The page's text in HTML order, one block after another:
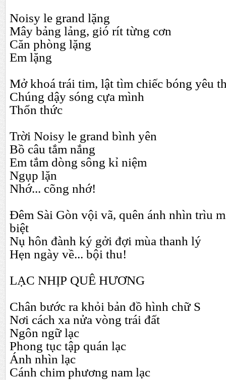
Noisy le grand lặng
Mây bảng lảng, gió rít từng cơn
Căn phòng lặng
Em lặng
Mở khoá trái tim, lật tìm chiếc bóng yêu
Chúng dậy sóng cựa mình
Thổn thức
Trời Noisy le grand bình yên
Bồ câu tắm nắng
Em tắm dòng sông kỉ niệm
Ngụp lặn
Nhớ... cõng nhớ!
Đêm Sài Gòn vội vã, quên ánh nhìn trìu
biệt
Nụ hôn đành ký gởi đợi mùa thanh lý
Hẹn ngày về... bội thu!
LẠC NHỊP QUÊ HƯƠNG
Chân bước ra khỏi bản đồ hình chữ S
Nơi cách xa nửa vòng trái đất
Ngôn ngữ lạc
Phong tục tập quán lạc
Ánh nhìn lạc
Cánh chim phương nam lạc